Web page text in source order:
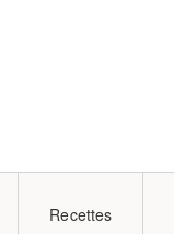
Recettes